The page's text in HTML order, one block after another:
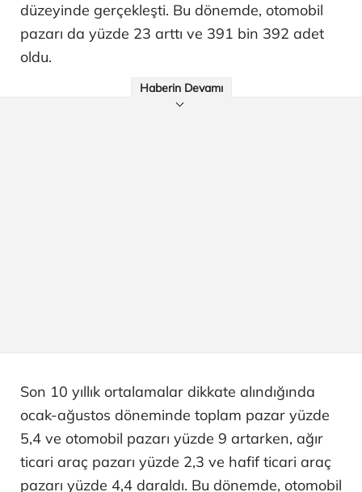
düzeyinde gerçekleşti. Bu dönemde, otomobil
pazarı da yüzde 23 arttı ve 391 bin 392 adet
oldu.
Haberin Devamı
Son 10 yıllık ortalamalar dikkate alındığında
ocak-ağustos döneminde toplam pazar yüzde
5,4 ve otomobil pazarı yüzde 9 artarken, ağır
ticari araç pazarı yüzde 2,3 ve hafif ticari araç
pazarı yüzde 4,4 daraldı. Bu dönemde, otomobil